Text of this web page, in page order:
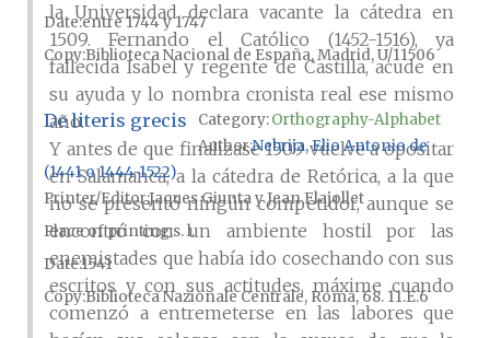
la Universidad declara vacante la cátedra en
1509. Fernando el Católico (1452-1516), ya
fallecida Isabel y regente de Castilla, acude en
su ayuda y lo nombra cronista real ese mismo
año.
Y antes de que finalizase 1509 vuelve a opositar
en Salamanca, a la cátedra de Retórica, a la que
no se presentó ningún competidor, aunque se
encontró con un ambiente hostil por las
enemistades que había ido cosechando con sus
escritos y con sus actitudes, máxime cuando
comenzó a entremeterse en las labores que
Dateentre 1744 y 1747
CopyBiblioteca Nacional de España, Madrid, U/11506
De literis grecis Category:Orthography-Alphabet
AuthorNebrija, Elio Antonio de
(1441 o 1444-1522)
Printer/EditorJaques Giunta y Jean Flajollet
Place of printings. l.
Date1541
CopyBiblioteca Nazionale Centrale, Roma, 68. 11.E.6